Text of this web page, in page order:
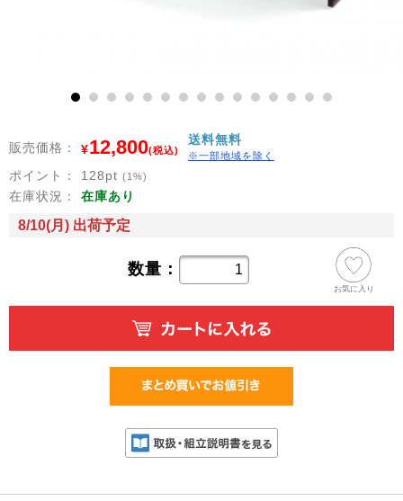
10 11 12 13 14
販売価格： ¥12,800(税込)
送料無料
※一部地域を除く
ポイント： 128pt (1%)
在庫状況： 在庫あり
8/10(月) 出荷予定
数量：
お気に入り